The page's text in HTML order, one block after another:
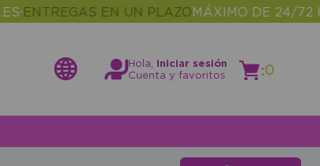
•ENTREGAS EN UN PLAZOMÁXIMO DE 24/72
Hola,
Iniciar sesión
Cuenta y favoritos
:0